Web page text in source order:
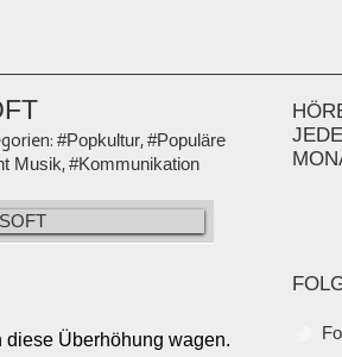
#Popkultur,#Populäre
Musik,#Kommunikation
diese Überhöhung wagen.